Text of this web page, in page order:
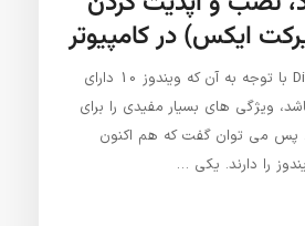
دایرکت ایکس DirectX با توجه به آن که ویندوز 10 دارای
ویژگی های بسیار مفیدی را برای
پس می توان گفت که هم اکنون
را دارند. یکی …